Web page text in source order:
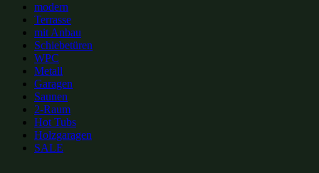
modern
Terrasse
mit Anbau
Schiebetüren
WPC
Metall
Garagen
Saunen
2-Raum
Hot Tubs
Holzgaragen
SALE